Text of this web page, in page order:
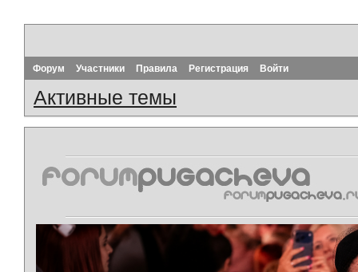
Форум Участники Правила Регистрация Войти
Активные темы